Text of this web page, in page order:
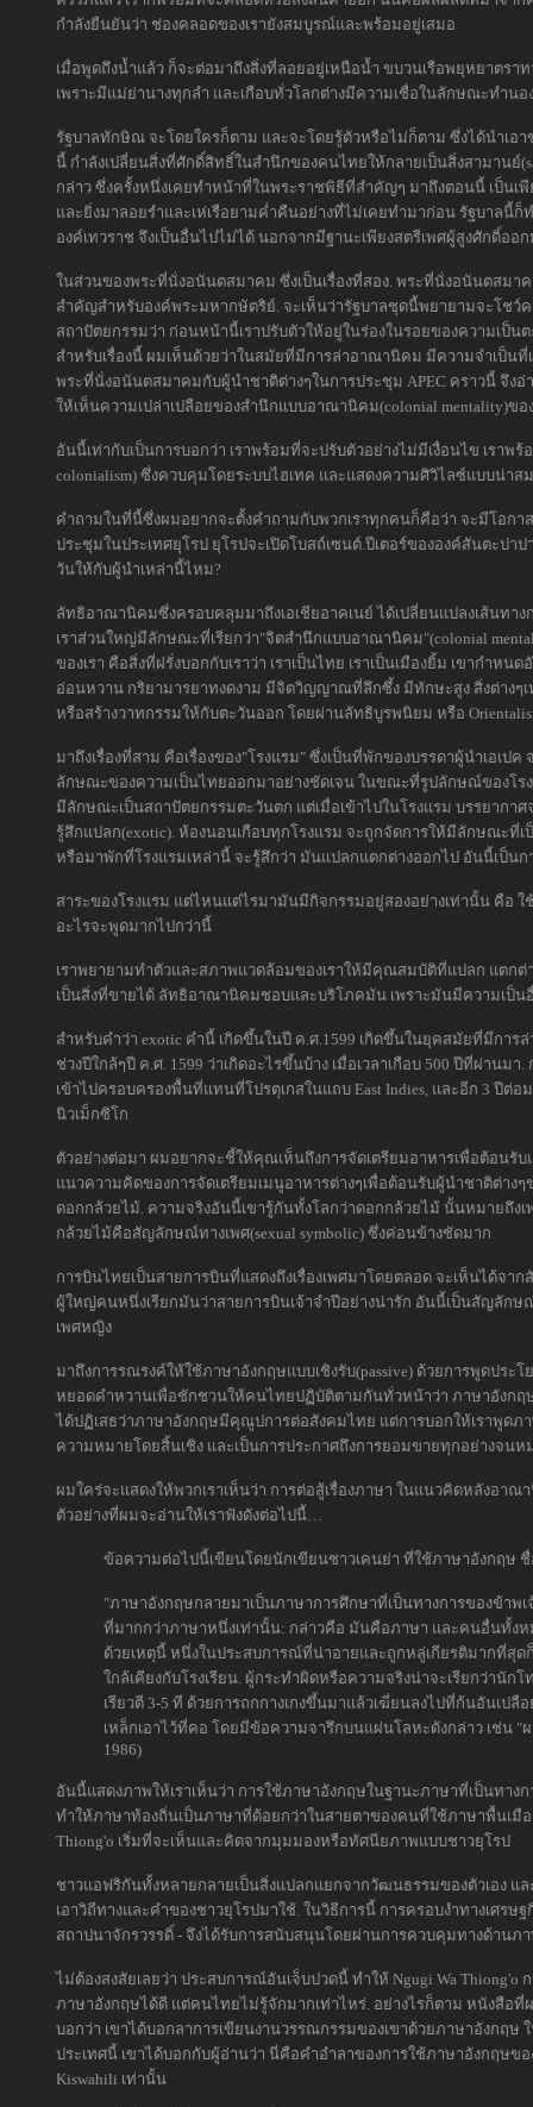
กำลังยืนยันว่า ช่องคลอดของเรายังสมบูรณ์และพร้อมอยู่เสมอ
เมื่อพูดถึงน้ำแล้ว ก็จะต่อมาถึงสิ่งที่ลอยอยู่เหนือน้ำ ขบวนเรือพยุหยาตร
เพราะมีแม่ย่านางทุกลำ และเกือบทั่วโลกต่างมีความเชื่อในลักษณะทำนอ
รัฐบาลทักษิณ จะโดยใครก็ตาม และจะโดยรู้ตัวหรือไม่ก็ตาม ซึ่งได้นำเอ
นี้ กำลังเปลี่ยนสิ่งที่ศักดิ์สิทธิ์ในสำนึกของคนไทยให้กลายเป็นสิ่งสามานย์
กล่าว ซึ่งครั้งหนึ่งเคยทำหน้าที่ในพระราชพิธีที่สำคัญๆ มาถึงตอนนี้ เป็นเ
และยิ่งมาลอยรำและเห่เรือยามค่ำคืนอย่างที่ไม่เคยทำมาก่อน รัฐบาลนี้
องค์เทวราช จึงเป็นอื่นไปไม่ได้ นอกจากมีฐานะเพียงสตรีเพศผู้สูงศักดิ์อ
ในส่วนของพระที่นั่งอนันตสมาคม ซึ่งเป็นเรื่องที่สอง. พระที่นั่งอนันตสมา
สำคัญสำหรับองค์พระมหากษัตริย์. จะเห็นว่ารัฐบาลชุดนี้พยายามจะโชว์
สถาปัตยกรรมว่า ก่อนหน้านี้เราปรับตัวให้อยู่ในร่องในรอยของความเป็
สำหรับเรื่องนี้ ผมเห็นด้วยว่าในสมัยที่มีการล่าอาณานิคม มีความจำเป็น
พระที่นั่งอนันตสมาคมกับผู้นำชาติต่างๆในการประชุม APEC คราวนี้ จึง
ให้เห็นความเปล่าเปลือยของสำนึกแบบอาณานิคม(colonial mentality)ขอ
อันนี้เท่ากับเป็นการบอกว่า เราพร้อมที่จะปรับตัวอย่างไม่มีเงื่อนไข เรา
colonialism) ซึ่งควบคุมโดยระบบไฮเทค และแสดงความศิวิไลซ์แบบน่าส
คำถามในที่นี้ซึ่งผมอยากจะตั้งคำถามกับพวกเราทุกคนก็คือว่า จะมีโอกา
ประชุมในประเทศยุโรป ยุโรปจะเปิดโบสถ์เซนต์.ปีเตอร์ขององค์สันตะป
วันให้กับผู้นำเหล่านี้ไหม?
ลัทธิอาณานิคมซึ่งครอบคลุมมาถึงเอเชียอาคเนย์ ได้เปลี่ยนแปลงเส้นท
เราส่วนใหญ่มีลักษณะที่เรียกว่า"จิตสำนึกแบบอาณานิคม"(colonial
ของเรา คือสิ่งที่ฝรั่งบอกกับเราว่า เราเป็นไทย เราเป็นเมืองยิ้ม เขากำ
อ่อนหวาน กริยามารยาทงดงาม มีจิตวิญญาณที่ลึกซึ้ง มีทักษะสูง สิ่งต่าง
หรือสร้างวาทกรรมให้กับตะวันออก โดยผ่านลัทธิบูรพนิยม หรือ
มาถึงเรื่องที่สาม คือเรื่องของ"โรงแรม" ซึ่งเป็นที่พักของบรรดาผู้นำเอเป
ลักษณะของความเป็นไทยออกมาอย่างชัดเจน ในขณะที่รูปลักษณ์ของโร
มีลักษณะเป็นสถาปัตยกรรมตะวันตก แต่เมื่อเข้าไปในโรงแรม บรรยาก
รู้สึกแปลก(exotic). ห้องนอนเกือบทุกโรงแรม จะถูกจัดการให้มีลักษณะที่
หรือมาพักที่โรงแรมเหล่านี้ จะรู้สึกว่า มันแปลกแตกต่างออกไป อันนี้เป็น
สาระของโรงแรม แต่ไหนแต่ไรมามันมีกิจกรรมอยู่สองอย่างเท่านั้น คือ
อะไรจะพูดมากไปกว่านี้
เราพยายามทำตัวและสภาพแวดล้อมของเราให้มีคุณสมบัติที่แปลก แตกต่า
เป็นสิ่งที่ขายได้ ลัทธิอาณานิคมชอบและบริโภคมัน เพราะมันมีความเป็น
สำหรับคำว่า exotic คำนี้ เกิดขึ้นในปี ค.ศ.1599 เกิดขึ้นในยุคสมัยที่มีกา
ช่วงปีใกล้ๆปี ค.ศ. 1599 ว่าเกิดอะไรขึ้นบ้าง เมื่อเวลาเกือบ 500 ปีที่ผ่าน
เข้าไปครอบครองพื้นที่แทนที่โปรตุเกสในแถบ East Indies, และอีก 3 ปีต่
นิวเม็กซิโก
ตัวอย่างต่อมา ผมอยากจะชี้ให้คุณเห็นถึงการจัดเตรียมอาหารเพื่อต้อนรับ
แนวความคิดของการจัดเตรียมเมนูอาหารต่างๆเพื่อต้อนรับผู้นำชาติต่าง
ดอกกล้วยไม้. ความจริงอันนี้เขารู้กันทั้งโลกว่าดอกกล้วยไม้ นั้นหมายถึงเ
กล้วยไม้คือสัญลักษณ์ทางเพศ(sexual symbolic) ซึ่งค่อนข้างชัดมาก
การบินไทยเป็นสายการบินที่แสดงถึงเรื่องเพศมาโดยตลอด จะเห็นได้จ
ผู้ใหญ่คนหนึ่งเรียกมันว่าสายการบินเจ้าจำปีอย่างน่ารัก อันนี้เป็นสัญลั
เพศหญิง
มาถึงการรณรงค์ให้ใช้ภาษาอังกฤษแบบเชิงรับ(passive) ด้วยการพูดประโ
หยอดคำหวานเพื่อชักชวนให้คนไทยปฏิบัติตามกันทั่วหน้าว่า ภาษาอังกฤ
ได้ปฏิเสธว่าภาษาอังกฤษมีคุณูปการต่อสังคมไทย แต่การบอกให้เราพูด
ความหมายโดยสิ้นเชิง และเป็นการประกาศถึงการยอมขายทุกอย่างจ
ผมใคร่จะแสดงให้พวกเราเห็นว่า การต่อสู้เรื่องภาษา ในแนวคิดหลังอาณ
ตัวอย่างที่ผมจะอ่านให้เราฟังดังต่อไปนี้…
ข้อความต่อไปนี้เขียนโดยนักเขียนชาวเคนย่า ที่ใช้ภาษาอังกฤษ ชื่อ
"ภาษาอังกฤษกลายมาเป็นภาษาการศึกษาที่เป็นทางการของข้าพ
ที่มากกว่าภาษาหนึ่งเท่านั้น: กล่าวคือ มันคือภาษา และคนอื่นทั้ง
ด้วยเหตุนี้ หนึ่งในประสบการณ์ที่น่าอายและถูกหลู่เกียรติมากที่สุด
ใกล้เคียงกับโรงเรียน. ผู้กระทำผิดหรือความจริงน่าจะเรียกว่านัก
เรียวตี 3-5 ที ด้วยการถกกางเกงขึ้นมาแล้วเฆี่ยนลงไปที่ก้นอันเป
เหล็กเอาไว้ที่คอ โดยมีข้อความจารึกบนแผ่นโลหะดังกล่าว เช่น "
1986)
อันนี้แสดงภาพให้เราเห็นว่า การใช้ภาษาอังกฤษในฐานะภาษาที่เป็นทา
ทำให้ภาษาท้องถิ่นเป็นภาษาที่ด้อยกว่าในสายตาของคนที่ใช้ภาษาพื้นเมือ
Thiong'o เริ่มที่จะเห็นและคิดจากมุมมองหรือทัศนียภาพแบบชาวยุโรป
ชาวแอฟริกันทั้งหลายกลายเป็นสิ่งแปลกแยกจากวัฒนธรรมของตัวเอง
เอาวิถีทางและคำของชาวยุโรปมาใช้. ในวิธีการนี้ การครอบงำทางเศร
สถาปนาจักรวรรดิ์ - จึงได้รับการสนับสนุนโดยผ่านการควบคุมทางด้านภ
ไม่ต้องสงสัยเลยว่า ประสบการณ์อันเจ็บปวดนี้ ทำให้ Ngugi Wa
ภาษาอังกฤษได้ดี แต่คนไทยไม่รู้จักมากเท่าไหร่. อย่างไรก็ตาม หนังสือที่
บอกว่า เขาได้บอกลาการเขียนงานวรรณกรรมของเขาด้วยภาษาอังกฤษ
ประเทศนี้ เขาได้บอกกับผู้อ่านว่า นี่คือคำอำลาของการใช้ภาษาอังกฤษข
Kiswahili เท่านั้น